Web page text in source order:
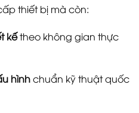
thiết bị mà còn:
kếtheo không gian thực
hìnhchuẩn kỹ thuật quốc